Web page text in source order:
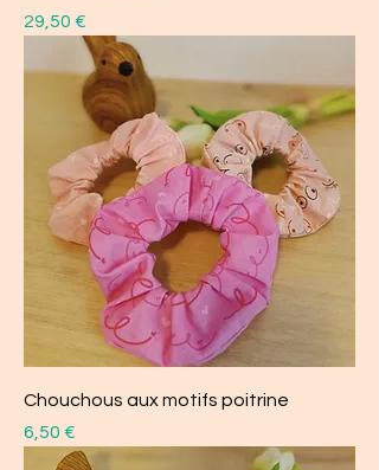
Prix
29,50 €
Chouchous aux motifs poitrine
Prix
6,50 €